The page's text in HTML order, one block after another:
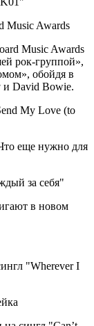
Music Awards
Music Awards
рок-группой»,
обойдя в
и David Bowie.
My Love (to
еще нужно для
за себя"
в новом
"Wherever I